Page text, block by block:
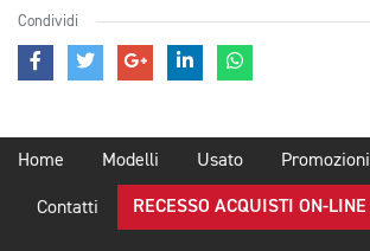
Condividi
Home Modelli Usato Promozioni
Contatti RECESSO ACQUISTI ON-LINE